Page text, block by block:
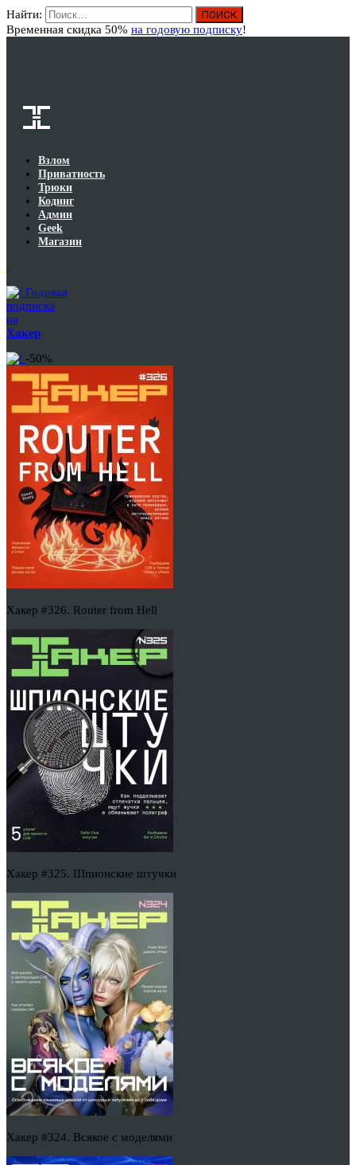
Найти:
Временная скидка 50% на годовую подписку!
Взлом
Приватность
Трюки
Кодинг
Админ
Geek
Магазин
Годовая
подписка
на
Хакер
-50%
Хакер #326. Router from Hell
Хакер #325. Шпионские штучки
Хакер #324. Всякое с моделями